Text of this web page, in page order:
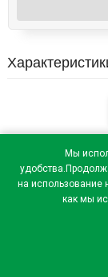
Мы
на использование
как мы